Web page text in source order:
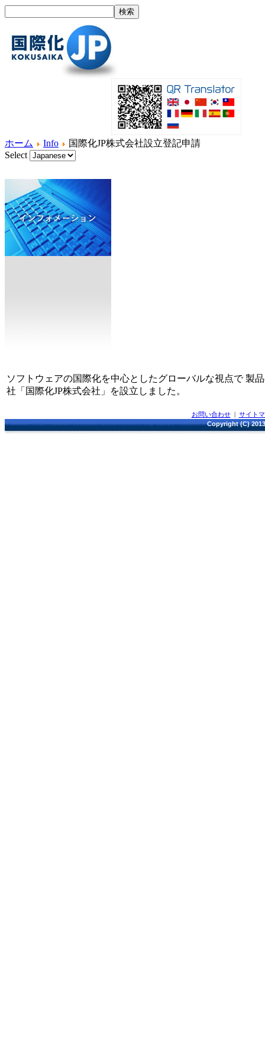
ホーム Info
国際化JP株式会社設立登記申請
Select
ソフトウェアの国際化を中心としたグローバルな視点で 製
社「国際化JP株式会社」を設立しました。
お問い合わせ| サイト
Copyright (C)